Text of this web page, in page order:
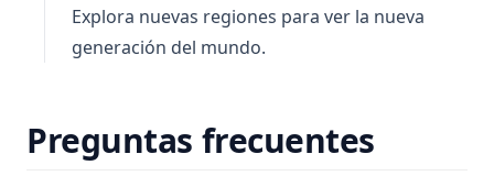
Explora nuevas regiones para ver la nueva
generación del mundo.
Preguntas frecuentes